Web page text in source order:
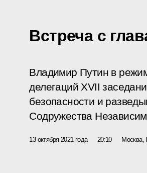
Встреча с
Владимир Путин в
делегаций XVII
безопасности и
Содружества
13 октября 2021 года 20:10 Москва,